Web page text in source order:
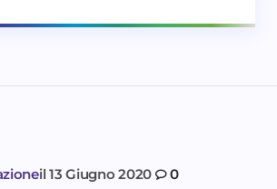
il 13 Giugno 2020 0